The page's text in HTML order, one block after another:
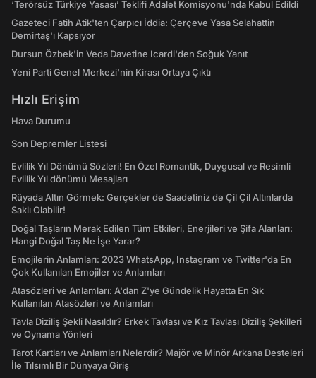
‘Terörsüz Türkiye Yasası’ Teklifi Adalet Komisyonu'nda Kabul Edildi
Gazeteci Fatih Atik'ten Çarpıcı İddia: Çerçeve Yasa Selahattin
Demirtaş'ı Kapsıyor
Dursun Özbek'in Veda Davetine Icardi'den Soğuk Yanıt
Yeni Parti Genel Merkezi'nin Kirası Ortaya Çıktı
Hızlı Erişim
Hava Durumu
Son Depremler Listesi
Evlilik Yıl Dönümü Sözleri! En Özel Romantik, Duygusal ve Resimli
Evlilik Yıl dönümü Mesajları
Rüyada Altın Görmek: Gerçekler de Saadetiniz de Çil Çil Altınlarda
Saklı Olabilir!
Doğal Taşların Merak Edilen Tüm Etkileri, Enerjileri ve Şifa Alanları:
Hangi Doğal Taş Ne İşe Yarar?
Emojilerin Anlamları: 2023 WhatsApp, Instagram ve Twitter'da En
Çok Kullanılan Emojiler ve Anlamları
Atasözleri ve Anlamları: A'dan Z'ye Gündelik Hayatta En Sık
Kullanılan Atasözleri ve Anlamları
Tavla Diziliş Şekli Nasıldır? Erkek Tavlası ve Kız Tavlası Diziliş Şekilleri
ve Oynama Yönleri
Tarot Kartları ve Anlamları Nelerdir? Majör ve Minör Arkana Desteleri
İle Tılsımlı Bir Dünyaya Giriş